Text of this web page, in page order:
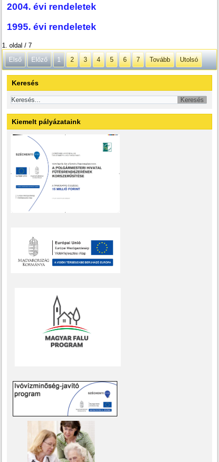
2004. évi rendeletek
1995. évi rendeletek
1. oldal / 7
Első
Előző 1 2 3 4 5 6 7 Tovább Utolsó
Keresés
Kiemelt pályázataink